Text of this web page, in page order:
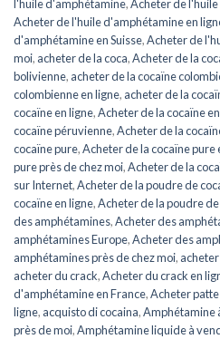
l'huile d'amphétamine,Acheter de
Acheter de l'huile d'amphétamine en
d'amphétamine en Suisse,Acheter de
moi, acheter de la coca,Acheter de la
bolivienne, acheter de la cocaïne
colombienne en ligne, acheter de la
cocaïne en ligne,Acheter de la cocaïne
cocaïne péruvienne,Acheter de la
cocaïne pure,Acheter de la cocaïne pure
pure près de chez moi,Acheter de la
sur Internet,Acheter de la poudre de
cocaïne en ligne,Acheter de la poudre
des amphétamines,Acheter des
amphétamines Europe,Acheter des
amphétamines près de chez moi,
acheter du crack,Acheter du crack en
d'amphétamine en France,Acheter
ligne, acquisto di cocaina,Amphétamine
près de moi,Amphétamine liquide à